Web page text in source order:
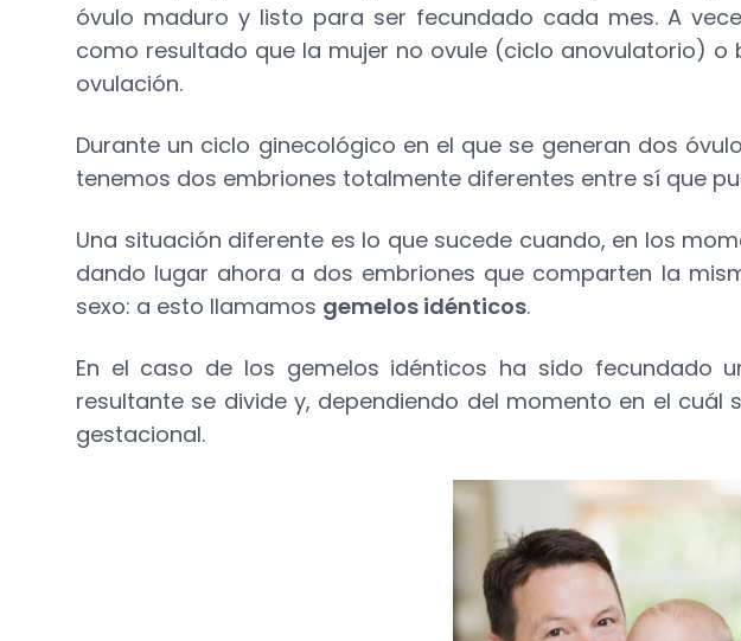
óvulo maduro y listo para ser fecundado cada mes. A
como resultado que la mujer no ovule (ciclo anovulatorio) o
ovulación.
Durante un ciclo ginecológico en el que se generan dos
tenemos dos embriones totalmente diferentes entre sí que
Una situación diferente es lo que sucede cuando, en los
dando lugar ahora a dos embriones que comparten la
sexo: a esto llamamos gemelos idénticos.
En el caso de los gemelos idénticos ha sido fecundado
resultante se divide y, dependiendo del momento en el
gestacional.